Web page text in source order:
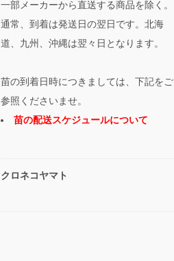
一部メーカーから直送する商品を除く。
通常、到着は発送日の翌日です。北海
道、九州、沖縄は翌々日となります。
苗の到着日時につきましては、下記をご
参照くださいませ。
苗の配送スケジュールについて
クロネコヤマト